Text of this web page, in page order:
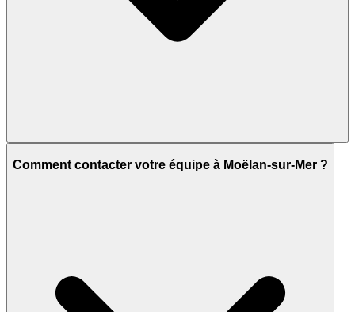
Comment contacter votre équipe à Moëlan-sur-Mer ?